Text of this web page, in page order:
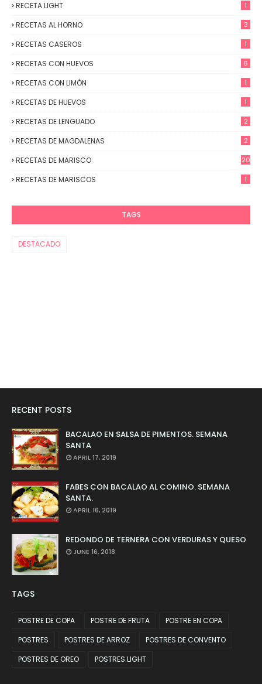
RECETA LIGHT 1
RECETAS AL HORNO 3
RECETAS CASEROS 1
RECETAS CON HUEVOS 6
RECETAS CON LIMÓN 1
RECETAS DE HUEVOS 1
RECETAS DE LENGUADO 2
RECETAS DE MAGDALENAS 2
RECETAS DE MARISCO 20
RECETAS DE MARISCOS 1
TAGS
DESTACADO
RECENT POSTS
BACALAO EN SALSA DE PIMENTOS. SEMANA
SANTA
APRIL 17, 2019
FABES CON BACALAO AL COMINO. SEMANA
SANTA.
APRIL 16, 2019
REDONDO DE TERNERA CON VERDURAS Y QUESO
JUNE 16, 2018
TAGS
POSTRE DE COPA POSTRE DE FRUTA
POSTRE EN COPA
POSTRES
POSTRES DE ARROZ
POSTRES DE CONVENTO
POSTRES DE OREO
POSTRES LIGHT